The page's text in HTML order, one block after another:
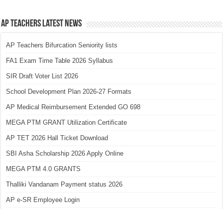
AP Teachers Latest News
AP Teachers Bifurcation Seniority lists
FA1 Exam Time Table 2026 Syllabus
SIR Draft Voter List 2026
School Development Plan 2026-27 Formats
AP Medical Reimbursement Extended GO 698
MEGA PTM GRANT Utilization Certificate
AP TET 2026 Hall Ticket Download
SBI Asha Scholarship 2026 Apply Online
MEGA PTM 4.0 GRANTS
Thalliki Vandanam Payment status 2026
AP e-SR Employee Login